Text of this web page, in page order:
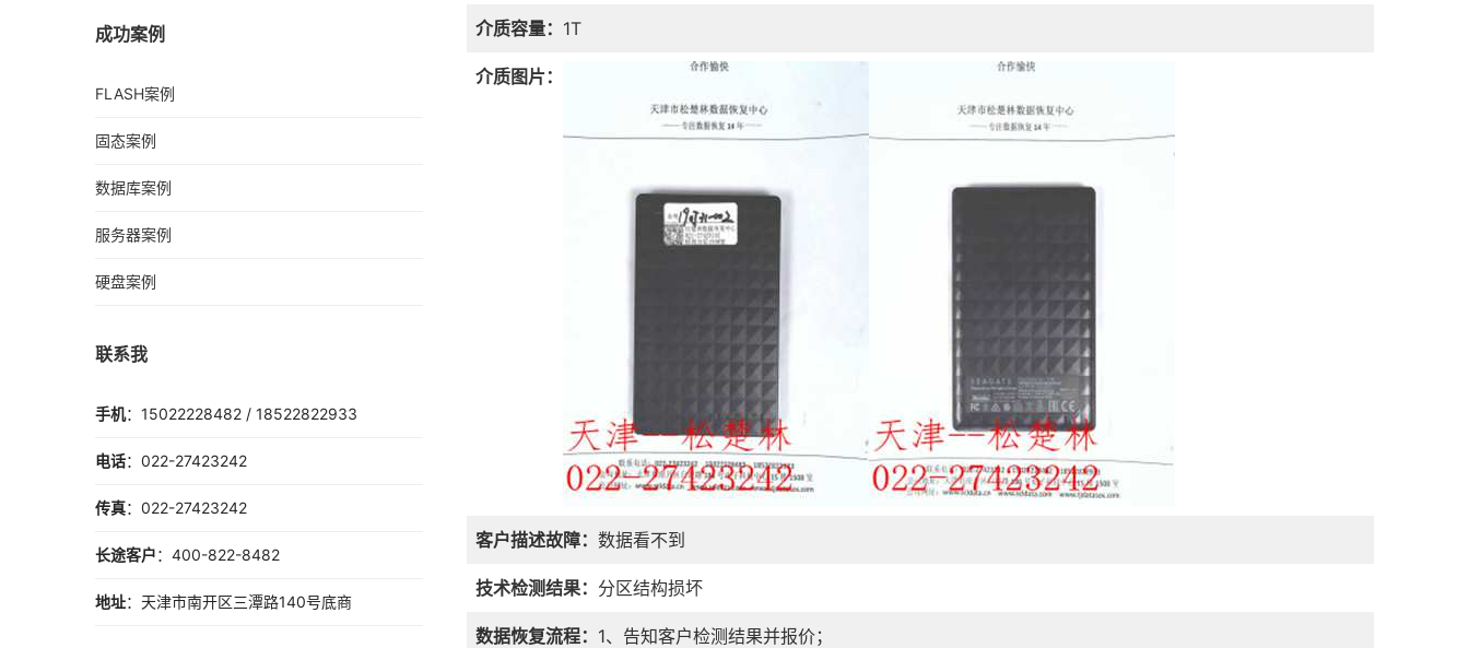
介质容量： 1T
介质图片：
客户描述故障： 数据看不到
技术检测结果： 分区结构损坏
数据恢复流程： 1、告知客户检测结果并报价；
成功案例
FLASH案例
固态案例
数据库案例
服务器案例
硬盘案例
联系我
手机：15022228482 / 18522822933
电话：022-27423242
传真：022-27423242
长途客户：400-822-8482
地址：天津市南开区三潭路140号底商